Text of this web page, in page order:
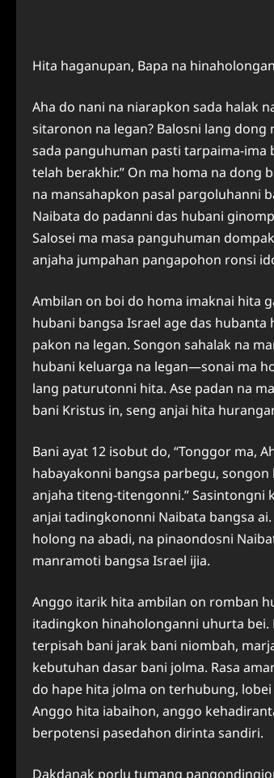
Hita haganupan, Bapa na
Aha do nani na niarapkon sada halak
sitaronon na legan? Balosni lang dong
sada panguhuman pasti tarpaima-ima
telah berakhir.” On ma homa na dong
na mansahapkon pasal pargoluhanni
Naibata do padanni das hubani
Salosei ma masa panguhuman
anjaha jumpahan pangapohon ronsi
Ambilan on boi do homa imaknai hita
hubani bangsa Israel age das
pakon na legan. Songon sahalak na
hubani keluarga na legan—sonai ma
lang paturutonni hita. Ase padan na
bani Kristus in, seng anjai hita
Bani ayat 12 isobut do, “Tonggor ma,
habayakonni bangsa parbegu,
anjaha titeng-titengonni.” Sasintongni
anjai tadingkononni Naibata bangsa
holong na abadi, na pinaondosni
manramoti bangsa Israel ijia.
Anggo itarik hita ambilan on romban
itadingkon hinaholonganni uhurta bei.
terpisah bani jarak bani niombah,
kebutuhan dasar bani jolma. Rasa
do hape hita jolma on terhubung,
Anggo hita iabaihon, anggo
berpotensi pasedahon dirinta sandiri.
Dakdanak porlu tumang